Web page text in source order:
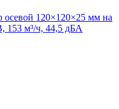
120×120×25 мм на
153 м³/ч, 44,5 дБА